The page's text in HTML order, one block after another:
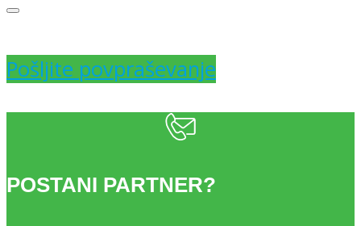
Pošljite povpraševanje
POSTANI PARTNER?